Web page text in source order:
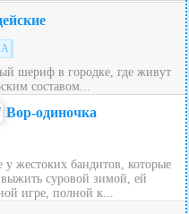
шериф в городке, где живут
составом...
Вор-одиночка
жестоких бандитов, которые
суровой зимой, ей
игре, полной к...